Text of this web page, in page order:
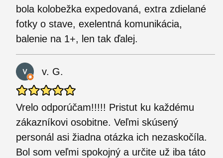
bola kolobežka expedovaná, extra zdielané
fotky o stave, exelentná komunikácia,
balenie na 1+, len tak ďalej.
v. G.
Vrelo odporúčam!!!!! Pristut ku každému
zákazníkovi osobitne. Veľmi skúsený
personál asi žiadna otázka ich nezaskočíla.
Bol som veľmi spokojný a určite už iba táto